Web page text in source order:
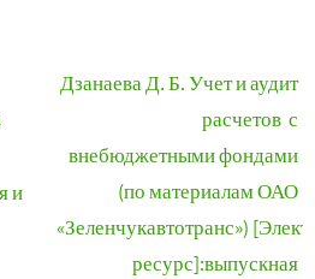
и
Дзанаева Д. Б. Учет и аудит
расчетов с
внебюджетными фондами
(по материалам ОАО
«Зеленчукавтотранс»)
ресурс]:выпускная